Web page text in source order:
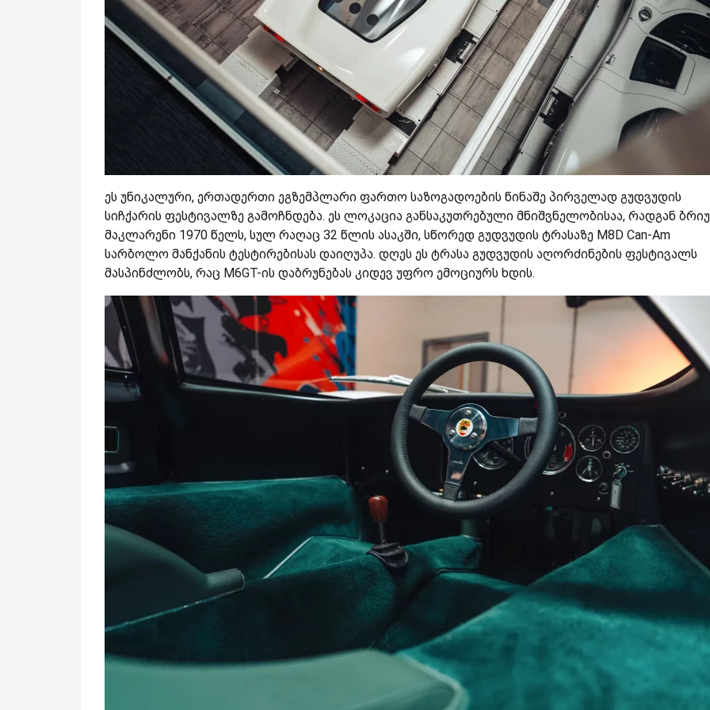
ეს უნიკალური, ერთადერთი ეგზემპლარი ფართო საზოგადოების წინაშე პირველად გუდვუდის
სიჩქარის ფესტივალზე გამოჩნდება. ეს ლოკაცია განსაკუთრებული მნიშვნელობისაა, რადგან
მაკლარენი 1970 წელს, სულ რაღაც 32 წლის ასაკში, სწორედ გუდვუდის ტრასაზე M8D Can-Am
სარბოლო მანქანის ტესტირებისას დაიღუპა. დღეს ეს ტრასა გუდვუდის აღორძინების ფესტივალს
მასპინძლობს, რაც M6GT-ის დაბრუნებას კიდევ უფრო ემოციურს ხდის.